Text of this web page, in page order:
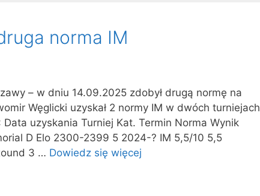
norma IM
– w dniu 14.09.2025 zdobył drugą normę na
Węglicki uzyskał 2 normy IM w dwóch turniejach
uzyskania Turniej Kat. Termin Norma Wynik
D Elo 2300-2399 5 2024-? IM 5,5/10 5,5
3 … Dowiedz się więcej